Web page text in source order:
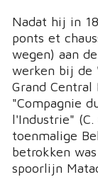
Nadat hij in
ponts et
wegen) aan
werken bij de
Grand
"Compagnie
l'Industrie" (C.
toenmalige
betrokken
spoorlijn